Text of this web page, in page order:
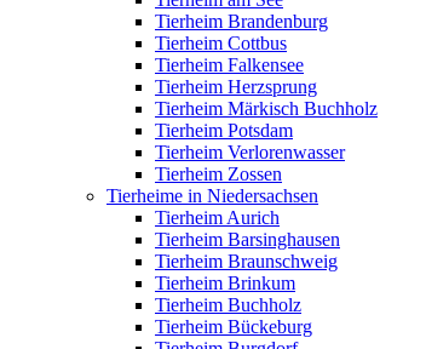
Tierheim Brandenburg
Tierheim Cottbus
Tierheim Falkensee
Tierheim Herzsprung
Tierheim Märkisch Buchholz
Tierheim Potsdam
Tierheim Verlorenwasser
Tierheim Zossen
Tierheime in Niedersachsen
Tierheim Aurich
Tierheim Barsinghausen
Tierheim Braunschweig
Tierheim Brinkum
Tierheim Buchholz
Tierheim Bückeburg